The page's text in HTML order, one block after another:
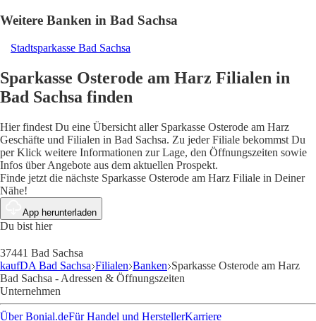
Weitere Banken in Bad Sachsa
Stadtsparkasse Bad Sachsa
Sparkasse Osterode am Harz Filialen in
Bad Sachsa finden
Hier findest Du eine Übersicht aller Sparkasse Osterode am Harz
Geschäfte und Filialen in Bad Sachsa. Zu jeder Filiale bekommst Du
per Klick weitere Informationen zur Lage, den Öffnungszeiten sowie
Infos über Angebote aus dem aktuellen Prospekt.
Finde jetzt die nächste Sparkasse Osterode am Harz Filiale in Deiner
Nähe!
App herunterladen
Du bist hier
37441 Bad Sachsa
kaufDA Bad Sachsa Filialen Banken Sparkasse Osterode am Harz
Bad Sachsa - Adressen & Öffnungszeiten
Unternehmen
Über Bonial.deFür Handel und HerstellerKarriere